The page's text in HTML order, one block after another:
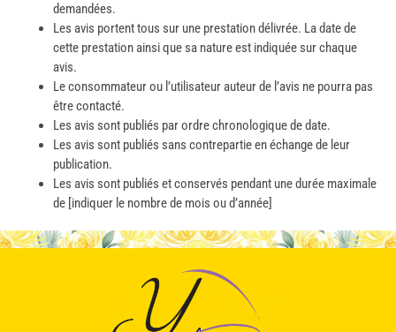
demandées.
Les avis portent tous sur une prestation délivrée. La date de
cette prestation ainsi que sa nature est indiquée sur chaque
avis.
Le consommateur ou l’utilisateur auteur de l’avis ne pourra pas
être contacté.
Les avis sont publiés par ordre chronologique de date.
Les avis sont publiés sans contrepartie en échange de leur
publication.
Les avis sont publiés et conservés pendant une durée maximale
de [indiquer le nombre de mois ou d’année]